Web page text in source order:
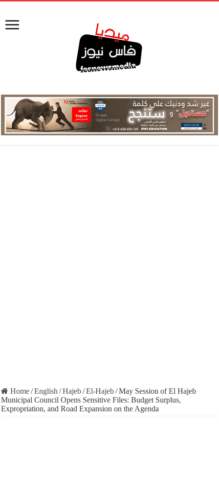
Home/English /Hajeb/El-Hajeb/May Session of El Hajeb
Municipal Council Opens Sensitive Files: Budget Surplus,
Expropriation, and Road Expansion on the Agenda